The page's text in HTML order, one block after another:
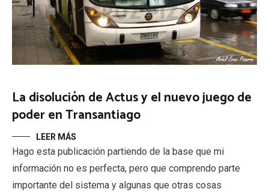
La disolución de Actus y el nuevo juego de
poder en Transantiago
LEER MÁS
Hago esta publicación partiendo de la base que mi
información no es perfecta, pero que comprendo parte
importante del sistema y algunas que otras cosas